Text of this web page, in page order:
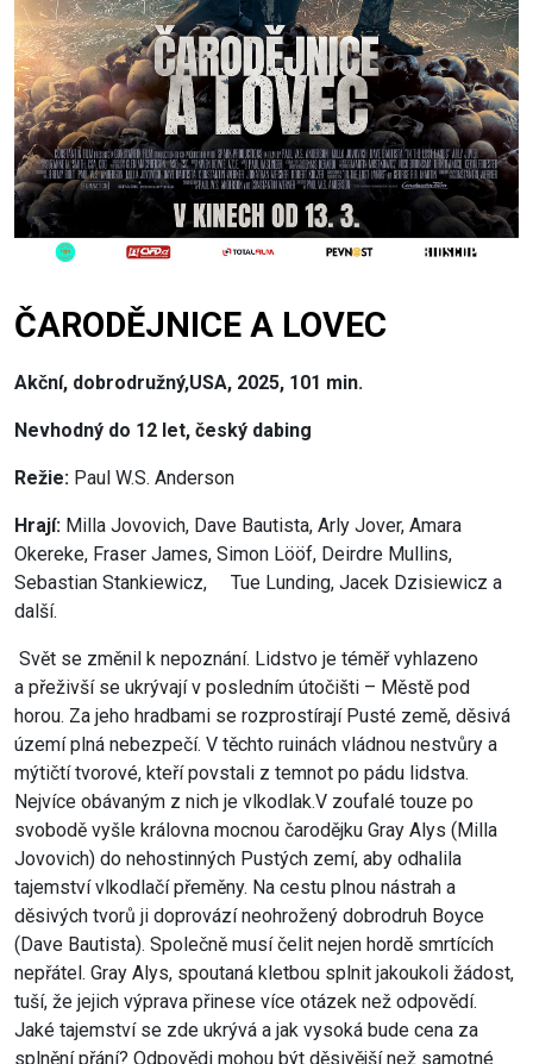
ČARODĚJNICE A LOVEC
Akční, dobrodružný,USA, 2025, 101 min.
Nevhodný do 12 let, český dabing
Režie: Paul W.S. Anderson
Hrají: Milla Jovovich, Dave Bautista, Arly Jover, Amara
Okereke, Fraser James, Simon Lööf, Deirdre Mullins,
Sebastian Stankiewicz, Tue Lunding, Jacek Dzisiewicz a
další.
Svět se změnil k nepoznání. Lidstvo je téměř vyhlazeno
a přeživší se ukrývají v posledním útočišti – Městě pod
horou. Za jeho hradbami se rozprostírají Pusté země, děsivá
území plná nebezpečí. V těchto ruinách vládnou nestvůry a
mýtičtí tvorové, kteří povstali z temnot po pádu lidstva.
Nejvíce obávaným z nich je vlkodlak.V zoufalé touze po
svobodě vyšle královna mocnou čarodějku Gray Alys (Milla
Jovovich) do nehostinných Pustých zemí, aby odhalila
tajemství vlkodlačí přeměny. Na cestu plnou nástrah a
děsivých tvorů ji doprovází neohrožený dobrodruh Boyce
(Dave Bautista). Společně musí čelit nejen hordě smrtících
nepřátel. Gray Alys, spoutaná kletbou splnit jakoukoli žádost,
tuší, že jejich výprava přinese více otázek než odpovědí.
Jaké tajemství se zde ukrývá a jak vysoká bude cena za
splnění přání? Odpovědi mohou být děsivější než samotné